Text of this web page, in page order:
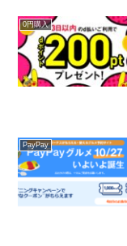
0円購入
PayPay